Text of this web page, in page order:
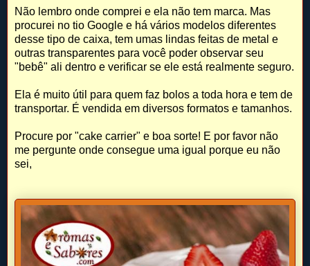
Não lembro onde comprei e ela não tem marca. Mas
procurei no tio Google e há vários modelos diferentes
desse tipo de caixa, tem umas lindas feitas de metal e
outras transparentes para você poder observar seu
"bebê" ali dentro e verificar se ele está realmente seguro.
Ela é muito útil para quem faz bolos a toda hora e tem de
transportar. É vendida em diversos formatos e tamanhos.
Procure por "cake carrier" e boa sorte! E por favor não
me pergunte onde consegue uma igual porque eu não
sei,